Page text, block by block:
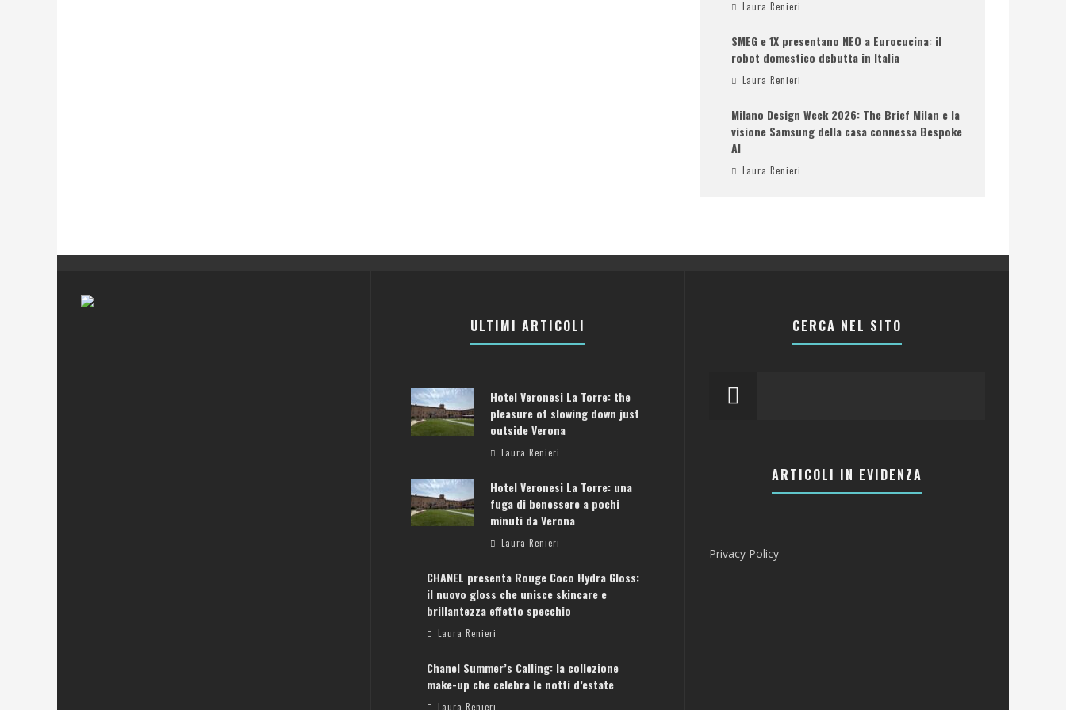
Laura Renieri
SMEG e 1X presentano NEO a Eurocucina: il
robot domestico debutta in Italia
Laura Renieri
Milano Design Week 2026: The Brief Milan e la
visione Samsung della casa connessa Bespoke
AI
Laura Renieri
ULTIMI ARTICOLI
Hotel Veronesi La Torre: the
pleasure of slowing down just
outside Verona
Laura Renieri
Hotel Veronesi La Torre: una
fuga di benessere a pochi
minuti da Verona
Laura Renieri
CHANEL presenta Rouge Coco Hydra Gloss:
il nuovo gloss che unisce skincare e
brillantezza effetto specchio
Laura Renieri
Chanel Summer’s Calling: la collezione
make-up che celebra le notti d’estate
Laura Renieri
CERCA NEL SITO
ARTICOLI IN EVIDENZA
Privacy Policy